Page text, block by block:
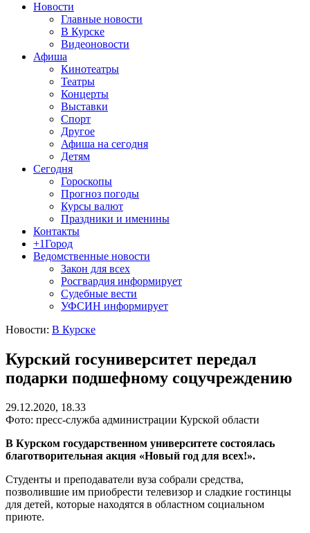
Новости
Главные новости
В Курске
Видеоновости
Афиша
Кинотеатры
Театры
Концерты
Выставки
Спорт
Другое
Афиша на сегодня
Детям
Сегодня
Гороскопы
Прогноз погоды
Курсы валют
Праздники и именины
Контакты
+1Город
Ведомственные новости
Закон для всех
Росгвардия информирует
Судебные вести
УФСИН информирует
Новости: В Курске
Курский госуниверситет передал
подарки подшефному соцучреждению
29.12.2020, 18.33
Фото: пресс-служба администрации Курской области
В Курском государственном университете состоялась
благотворительная акция «Новый год для всех!».
Студенты и преподаватели вуза собрали средства,
позволившие им приобрести телевизор и сладкие гостинцы
для детей, которые находятся в областном социальном
приюте.